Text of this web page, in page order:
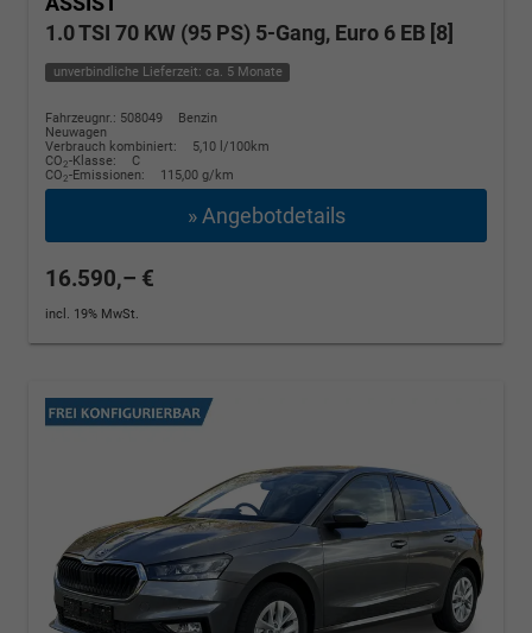
1.0 TSI 70 KW (95 PS) 5-Gang, Euro 6 EB [8]
unverbindliche Lieferzeit: ca. 5 Monate
Fahrzeugnr.: 508049
Benzin
Neuwagen
Verbrauch kombiniert:
5,10 l/100km
CO2-Klasse:
C
CO2-Emissionen: 115,00 g/km
» Angebotdetails
16.590,– €
incl. 19% MwSt.